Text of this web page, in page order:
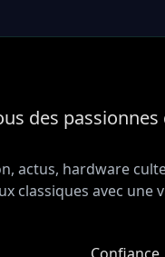
des
actus, hardware
classiques avec une